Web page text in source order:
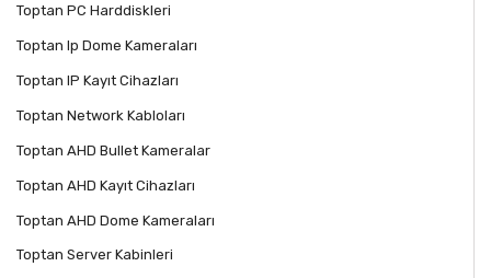
Toptan PC Harddiskleri
Toptan Ip Dome Kameraları
Toptan IP Kayıt Cihazları
Toptan Network Kabloları
Toptan AHD Bullet Kameralar
Toptan AHD Kayıt Cihazları
Toptan AHD Dome Kameraları
Toptan Server Kabinleri